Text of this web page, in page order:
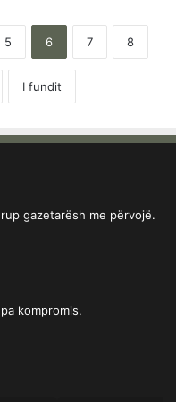
5 6 7 8
I fundit
gazetarësh me përvojë.
kompromis.